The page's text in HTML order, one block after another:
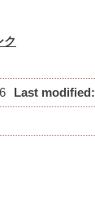
ク
Last modified: